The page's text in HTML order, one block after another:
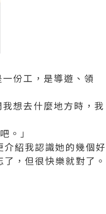
份工，是導遊、領
想去什麼地方時，我
。」
紹我認識她的幾個好
，但很快樂就對了。